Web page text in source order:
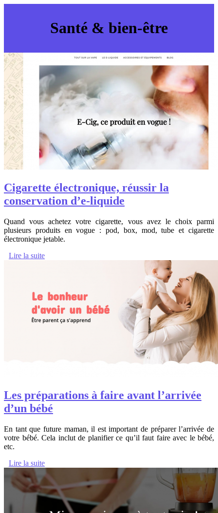
Santé & bien-être
Cigarette électronique, réussir la
conservation d’e-liquide
Quand vous achetez votre cigarette, vous avez le choix parmi
plusieurs produits en vogue : pod, box, mod, tube et cigarette
électronique jetable.
Lire la suite
Les préparations à faire avant l’arrivée
d’un bébé
En tant que future maman, il est important de préparer l’arrivée de
votre bébé. Cela inclut de planifier ce qu’il faut faire avec le bébé,
etc.
Lire la suite